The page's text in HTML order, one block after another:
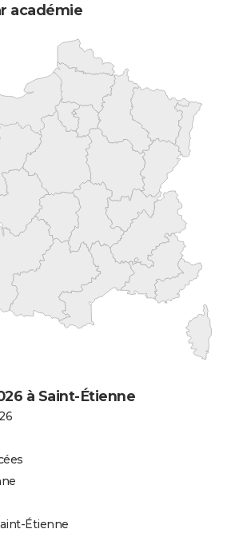
académie
à Saint-Étienne
Étienne